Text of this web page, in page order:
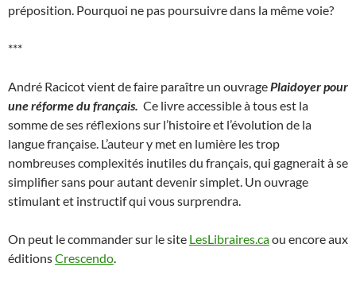
préposition. Pourquoi ne pas poursuivre dans la même voie?
***
André Racicot vient de faire paraître un ouvragePlaidoyer pour
une réforme du français. Ce livre accessible à tous est la
somme de ses réflexions sur l’histoire et l’évolution de la
langue française. L’auteur y met en lumière les trop
nombreuses complexités inutiles du français, qui gagnerait à se
simplifier sans pour autant devenir simplet. Un ouvrage
stimulant et instructif qui vous surprendra.
On peut le commander sur le site LesLibraires.caou encore aux
éditionsCrescendo.